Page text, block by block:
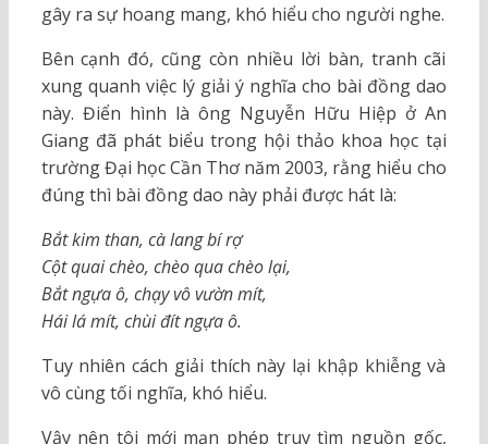
gây ra sự hoang mang, khó hiểu cho người nghe.
Bên cạnh đó, cũng còn nhiều lời bàn, tranh cãi
xung quanh việc lý giải ý nghĩa cho bài đồng dao
này. Điển hình là ông Nguyễn Hữu Hiệp ở An
Giang đã phát biểu trong hội thảo khoa học tại
trường Đại học Cần Thơ năm 2003, rằng hiểu cho
đúng thì bài đồng dao này phải được hát là:
Bắt kim than, cà lang bí rợ
Cột quai chèo, chèo qua chèo lại,
Bắt ngựa ô, chạy vô vườn mít,
Hái lá mít, chùi đít ngựa ô.
Tuy nhiên cách giải thích này lại khập khiễng và
vô cùng tối nghĩa, khó hiểu.
Vậy nên tôi mới mạn phép truy tìm nguồn gốc,